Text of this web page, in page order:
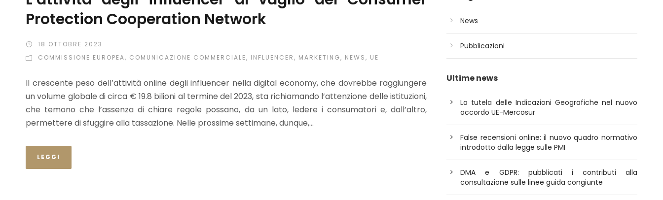
Protection Cooperation Network
18 OTTOBRE 2023
COMMISSIONE EUROPEA, COMUNICAZIONE COMMERCIALE, INFLUENCER, MARKETING, NEWS, UE
Il crescente peso dell’attività online degli influencer nella digital economy, che dovrebbe raggiungere
un volume globale di circa € 19.8 bilioni al termine del 2023, sta richiamando l’attenzione delle istituzioni,
che temono che l’assenza di chiare regole possano, da un lato, ledere i consumatori e, dall’altro,
permettere di sfuggire alla tassazione. Nelle prossime settimane, dunque,...
LEGGI
News
Pubblicazioni
Ultime news
La tutela delle Indicazioni Geografiche nel nuovo
accordo UE-Mercosur
False recensioni online: il nuovo quadro normativo
introdotto dalla legge sulle PMI
DMA e GDPR: pubblicati i contributi alla
consultazione sulle linee guida congiunte